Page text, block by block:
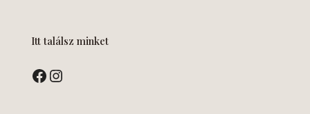
Itt találsz minket
Facebook
Instagram